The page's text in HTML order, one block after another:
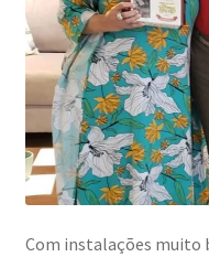
Com instalações muito